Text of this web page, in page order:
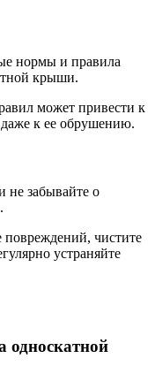
нормы и правила
крыши.
может привести к
к ее обрушению.
не забывайте о
чистите
устраняйте
односкатной